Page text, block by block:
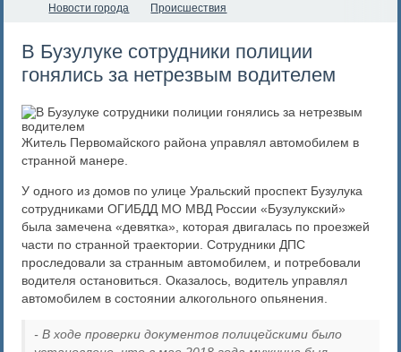
Новости города Происшествия
В Бузулуке сотрудники полиции
гонялись за нетрезвым водителем
Житель Первомайского района управлял автомобилем в
странной манере.
У одного из домов по улице Уральский проспект Бузулука
сотрудниками ОГИБДД МО МВД России «Бузулукский»
была замечена «девятка», которая двигалась по проезжей
части по странной траектории. Сотрудники ДПС
проследовали за странным автомобилем, и потребовали
водителя остановиться. Оказалось, водитель управлял
автомобилем в состоянии алкогольного опьянения.
- В ходе проверки документов полицейскими было